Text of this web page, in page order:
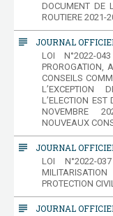
DOCUMENT DE
ROUTIERE 2021-
subject JOURNAL
LOI N°2022-
PROROGATION,
CONSEILS
L’EXCEPTION
L’ELECTION
NOVEMBRE
NOUVEAUX
subject JOURNAL
LOI N°2022-
PROTECTION
subject JOURNAL